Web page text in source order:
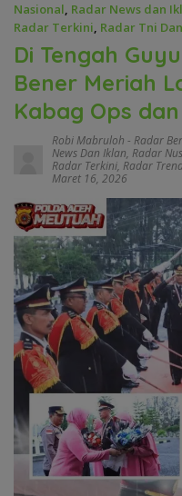
Nasional, Radar News dan
Radar Terkini, Radar Tni
Di Tengah
Bener Meriah
Kabag Ops
Robi Mabruloh - Radar
News Dan Iklan, Radar
Radar Terkini, Radar
Maret 16, 2026